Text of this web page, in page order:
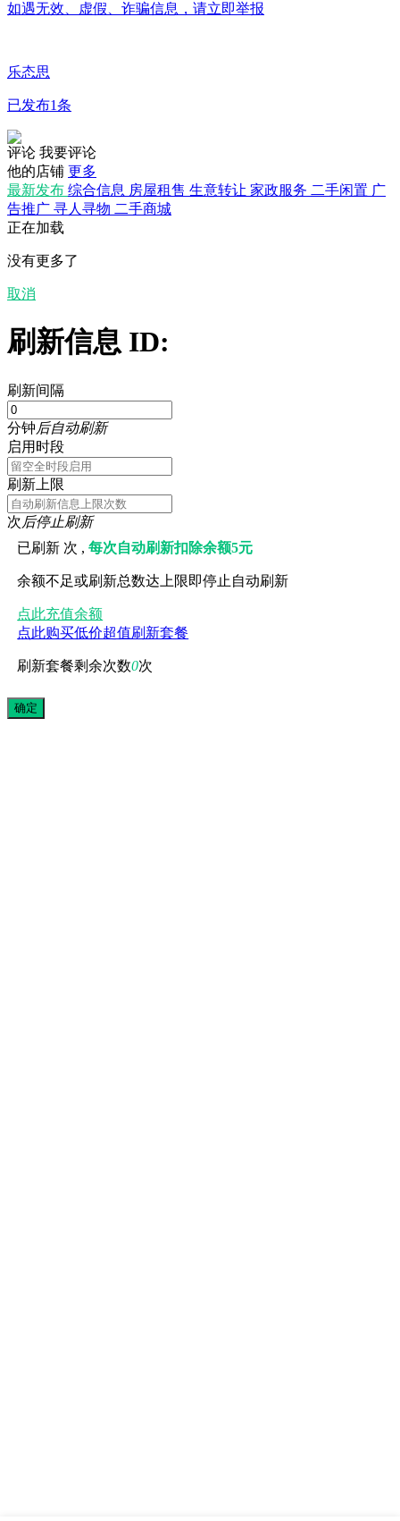
如遇无效、虚假、诈骗信息，请立即举报
乐态思
已发布1条
评论 我要评论
他的店铺 更多
最新发布 综合信息 房屋租售 生意转让 家政服务 二手闲置 广
告推广 寻人寻物 二手商城
正在加载
没有更多了
取消
刷新信息 ID:
刷新间隔
分钟后自动刷新
启用时段
刷新上限
次后停止刷新
已刷新 次 ,每次自动刷新扣除余额5元
余额不足或刷新总数达上限即停止自动刷新
点此充值余额
点此购买低价超值刷新套餐
刷新套餐剩余次数0次